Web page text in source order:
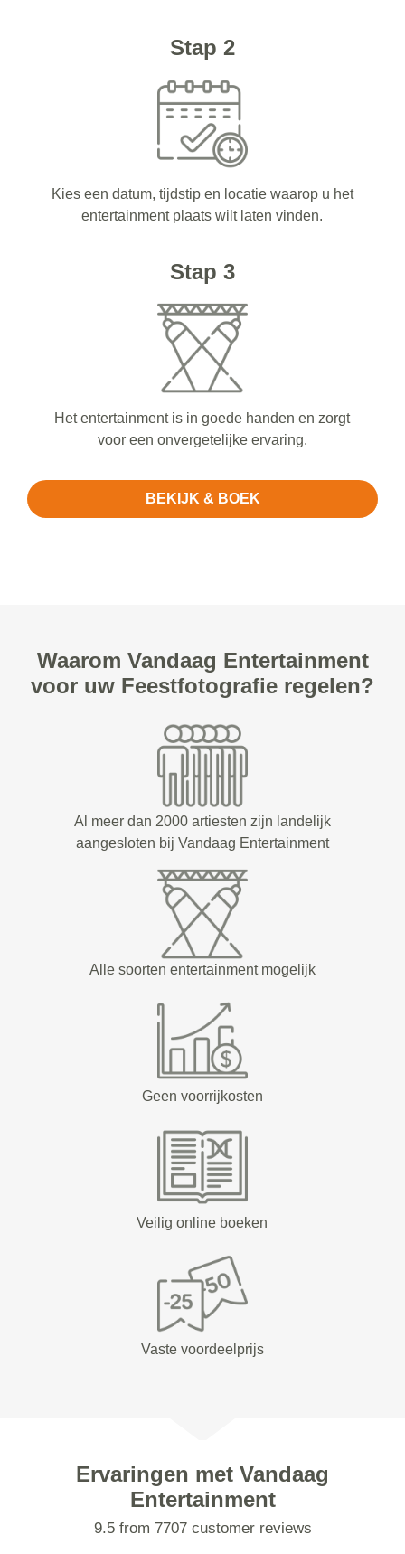
Stap 2
Kies een datum, tijdstip en locatie waarop u het
entertainment plaats wilt laten vinden.
Stap 3
Het entertainment is in goede handen en zorgt
voor een onvergetelijke ervaring.
BEKIJK & BOEK
Waarom Vandaag Entertainment
voor uw Feestfotografie regelen?
Al meer dan 2000 artiesten zijn landelijk
aangesloten bij Vandaag Entertainment
Alle soorten entertainment mogelijk
Geen voorrijkosten
Veilig online boeken
Vaste voordeelprijs
Ervaringen met Vandaag
Entertainment
9.5 from 7707 customer reviews